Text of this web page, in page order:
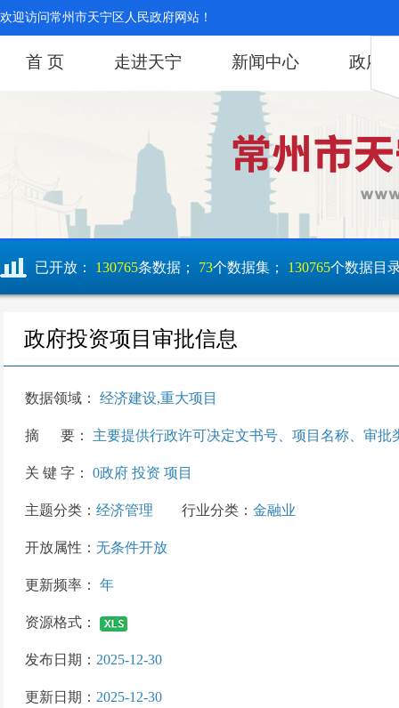
欢迎访问常州市天宁区人民政府网站！
首 页 走进天宁 新闻中心 政府
已开放： 130765条数据； 73个数据集； 130765个数据目
政府投资项目审批信息
数据领域： 经济建设,重大项目
摘 要： 主要提供行政许可决定文书号、项目名称、审
关 键 字： 0政府 投资 项目
主题分类： 经济管理 行业分类： 金融业
开放属性： 无条件开放
更新频率： 年
资源格式：
发布日期： 2025-12-30
更新日期： 2025-12-30